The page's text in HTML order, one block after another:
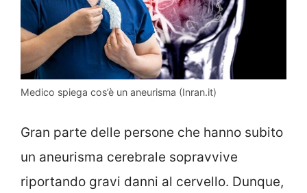
Medico spiega cos’è un aneurisma (Inran.it)
Gran parte delle persone che hanno subito
un aneurisma cerebrale sopravvive
riportando gravi danni al cervello. Dunque,